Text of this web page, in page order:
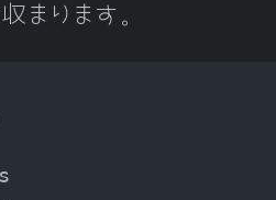
まります。